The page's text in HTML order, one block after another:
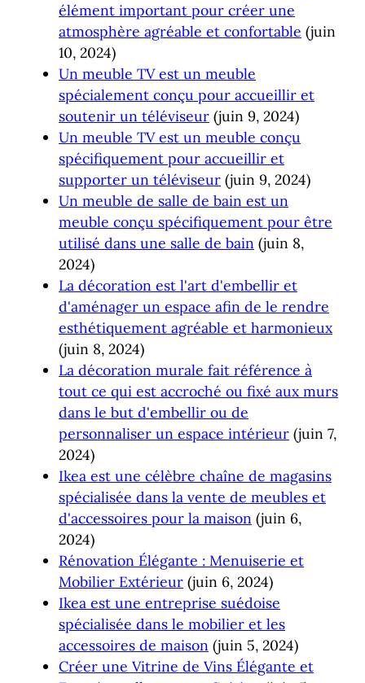
élément important pour créer une
atmosphère agréable et confortable (juin
10, 2024)
Un meuble TV est un meuble
spécialement conçu pour accueillir et
soutenir un téléviseur (juin 9, 2024)
Un meuble TV est un meuble conçu
spécifiquement pour accueillir et
supporter un téléviseur (juin 9, 2024)
Un meuble de salle de bain est un
meuble conçu spécifiquement pour être
utilisé dans une salle de bain (juin 8,
2024)
La décoration est l'art d'embellir et
d'aménager un espace afin de le rendre
esthétiquement agréable et harmonieux
(juin 8, 2024)
La décoration murale fait référence à
tout ce qui est accroché ou fixé aux murs
dans le but d'embellir ou de
personnaliser un espace intérieur (juin 7,
2024)
Ikea est une célèbre chaîne de magasins
spécialisée dans la vente de meubles et
d'accessoires pour la maison (juin 6,
2024)
Rénovation Élégante : Menuiserie et
Mobilier Extérieur (juin 6, 2024)
Ikea est une entreprise suédoise
spécialisée dans le mobilier et les
accessoires de maison (juin 5, 2024)
Créer une Vitrine de Vins Élégante et